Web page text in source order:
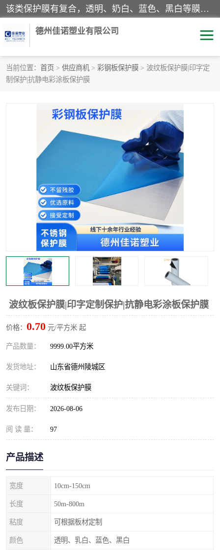
该类保护膜有复合，透明、奶白、蓝色、黑白等膜型。特高粘，高粘，中高粘，中粘，中低粘，低粘等。对于不同的粘力要求有相应的产品相适配。无胶渍残留污染。在较宽的收卷幅度下平整无皱纹，收卷长度大，利于机械化及自动化施工粘贴。为您的产品提供的表面保护解决方案。 产品广泛适用于：铝材、不锈钢、金属、塑料、电子、家电、家具、玻璃、化工材料、装饰材料等。
德州佳诺塑业有限公司
当前位置： 首页 > 供应商机 > 彩钢板保护膜 > 波纹板保护膜|印字定
制保护|抗静电彩涂板保护膜
波纹板保护膜|印字定制保护|抗静电彩涂板保护膜
价格： 0.70 元/平方米 起
产品数量： 9999.00平方米
发货地址： 山东省德州陵城区
关键词： 波纹板保护膜
发布日期： 2026-08-06
阅 读 量： 97
产品描述
宽度 10cm-150cm
长度 50m-800m
粘度 可根据板材定制
颜色 透明、乳白、蓝色、黑白
pe保护膜
地毯保护膜 家具保护膜
透明保护膜
黑白保护膜 乳白保护膜
明蓝保护膜 纯黑保护膜
印字保护膜 彩钢板保护膜
不绣钢板保护膜 两边上胶保护膜
窗缝阻风胶带 铝板保护膜
不锈钢板保护膜 一次性隔离膜